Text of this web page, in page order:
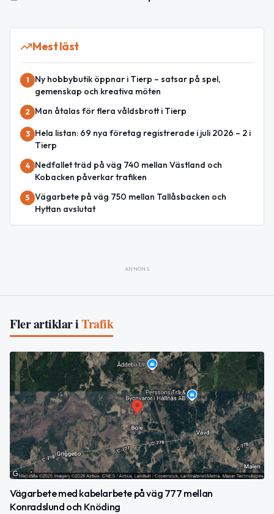
Mest läst
1
Ny hobbybutik öppnar i Tierp – satsar på spel,
gemenskap och kreativa möten
2 Man åtalas för flera våldsbrott i Tierp
3
Hela listan: 69 nya företag registrerade i juli 2026 – 2 i
Tierp
4
Nedfallet träd på väg 740 mellan Västland och
Kobacken påverkar trafiken
5 Vägarbete på väg 750 mellan Tallåsbacken och
Hyttan avslutat
ANNONS
Fler artiklar iTrafik
Vägarbete med kabelarbete på väg 777 mellan
Konradslund och Knöding